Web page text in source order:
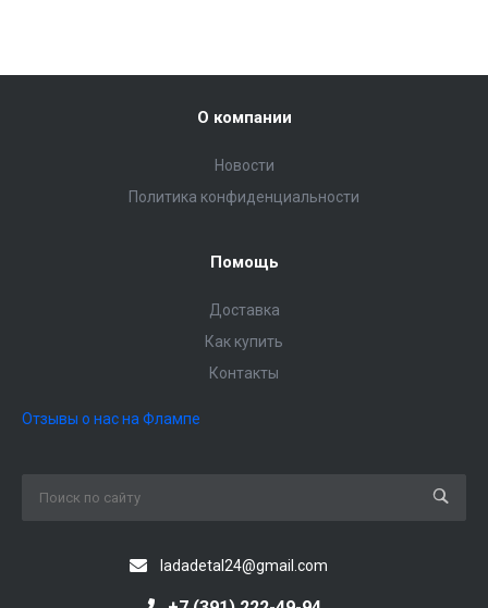
О компании
Новости
Политика конфиденциальности
Помощь
Доставка
Как купить
Контакты
Отзывы о нас на Флампе
ladadetal24@gmail.com